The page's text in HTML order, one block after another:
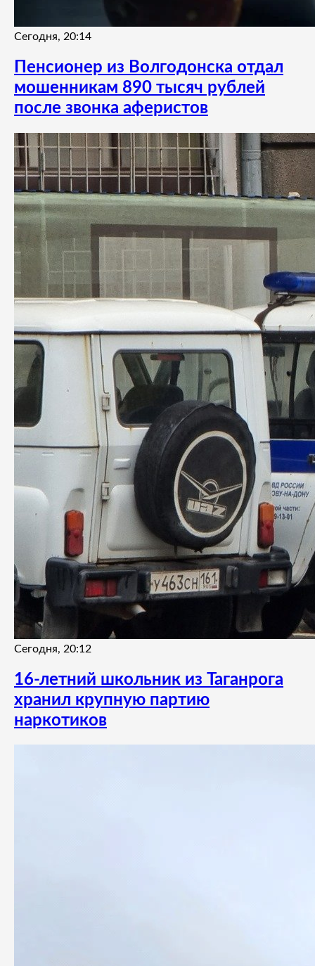
Сегодня, 20:14
Пенсионер из Волгодонска отдал
мошенникам 890 тысяч рублей
после звонка аферистов
Сегодня, 20:12
16-летний школьник из Таганрога
хранил крупную партию
наркотиков